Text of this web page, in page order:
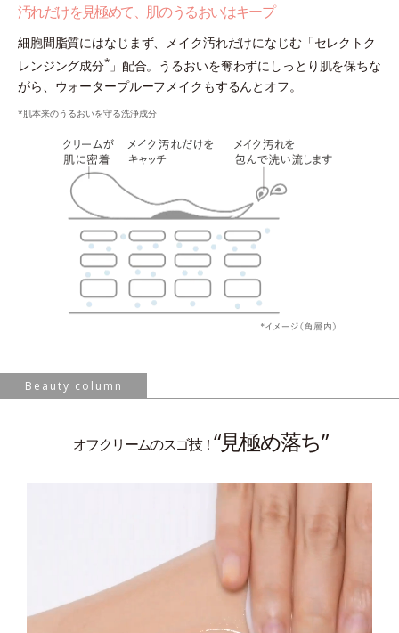
汚れだけを見極めて、肌のうるおいはキープ
細胞間脂質にはなじまず、メイク汚れだけになじむ「セレクトク
レンジング成分*」配合。うるおいを奪わずにしっとり肌を保ちな
がら、ウォータープルーフメイクもするんとオフ。
*肌本来のうるおいを守る洗浄成分
Beauty column
オフクリームのスゴ技！“見極め落ち”